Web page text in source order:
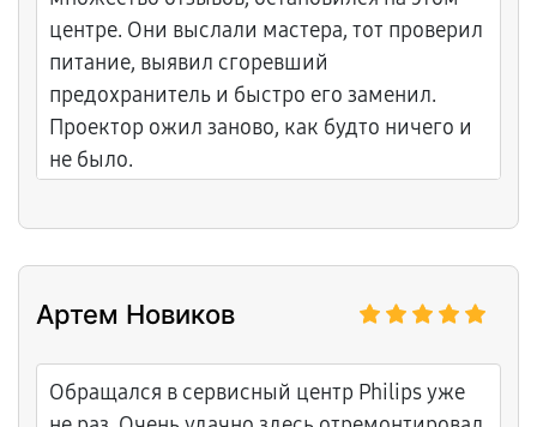
центре. Они выслали мастера, тот проверил
питание, выявил сгоревший
предохранитель и быстро его заменил.
Проектор ожил заново, как будто ничего и
не было.
Артем Новиков
Обращался в сервисный центр Philips уже